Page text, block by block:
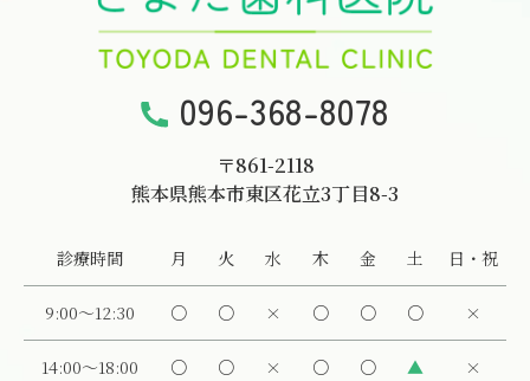
096-368-8078
〒861-2118
熊本県熊本市東区花立3丁目8-3
診療時間 月 火 水 木 金 土 日・祝
9:00～12:30 ○ ○ × ○ ○ ○ ×
14:00～18:00 ○ ○ × ○ ○ ▲ ×